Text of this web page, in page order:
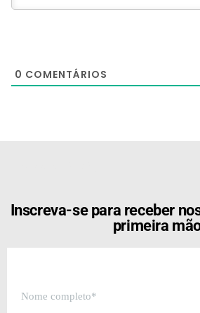
0 COMENTÁRIOS
Inscreva-se para receber
primeira